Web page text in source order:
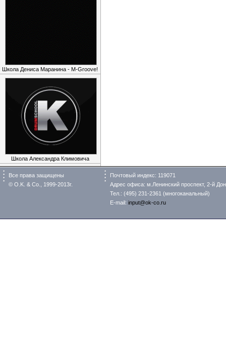
Школа Дениса Маранина - M-Groove!
Школа Александра Климовича
Все права защищены
© O.K. & Co., 1999-2013г.
Почтовый индекс: 119071
Адрес офиса: м.Ленинский проспект, 2-й
Тел.: (495) 231-2361 (многоканальный)
E-mail: input@ok-co.ru